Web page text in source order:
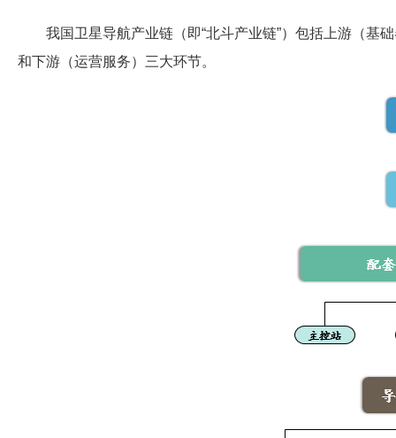
我国卫星导航产业链（即“北斗产业链”）包括上游（基
和下游（运营服务）三大环节。